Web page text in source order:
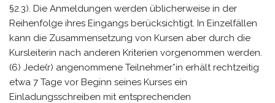
§2.3). Die Anmeldungen werden üblicherweise in der
Reihenfolge ihres Eingangs berücksichtigt. In Einzelfällen
kann die Zusammensetzung von Kursen aber durch die
Kursleiterin nach anderen Kriterien vorgenommen werden.
(6) Jede(r) angenommene Teilnehmer*in erhält rechtzeitig
etwa 7 Tage vor Beginn seines Kurses ein
Einladungsschreiben mit entsprechenden